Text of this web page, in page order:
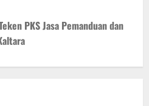
PKS Jasa Pemanduan dan